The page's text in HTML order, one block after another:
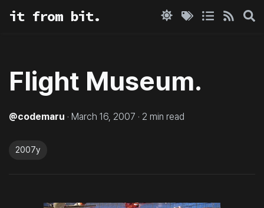
it from bit.
Flight Museum.
@codemaru · March 16, 2007 · 2 min read
2007y